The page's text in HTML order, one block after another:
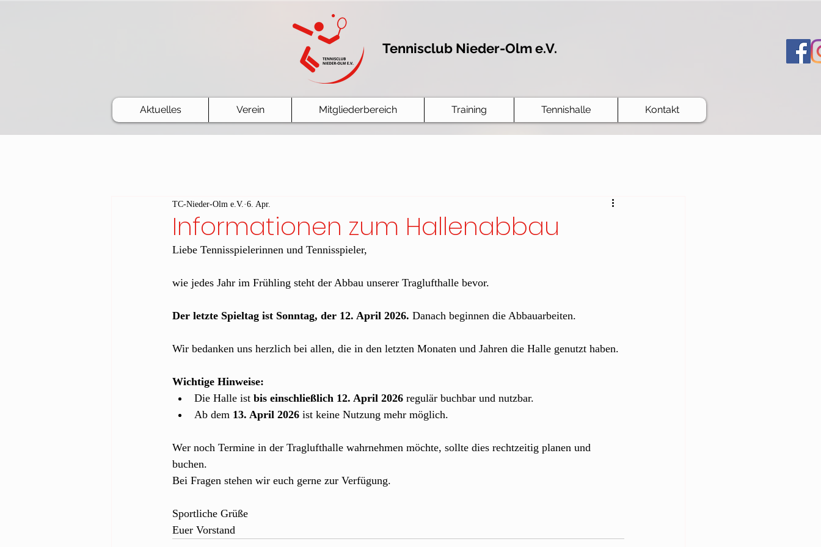
Tennisclub Nieder-Olm e.V.
Aktuelles Verein Mitgliederbereich Training Tennishalle Kontakt
Informationen zum Hallenabbau
TC-Nieder-Olm e.V. 6. Apr.
Liebe Tennisspielerinnen und Tennisspieler,
wie jedes Jahr im Frühling steht der Abbau unserer Traglufthalle bevor.
Der letzte Spieltag ist Sonntag, der 12. April 2026. Danach beginnen die Abbauarbeiten.
Wir bedanken uns herzlich bei allen, die in den letzten Monaten und Jahren die Halle genutzt haben.
Wichtige Hinweise:
Die Halle ist bis einschließlich 12. April 2026 regulär buchbar und nutzbar.
Ab dem 13. April 2026 ist keine Nutzung mehr möglich.
Wer noch Termine in der Traglufthalle wahrnehmen möchte, sollte dies rechtzeitig planen und
buchen.
Bei Fragen stehen wir euch gerne zur Verfügung.
Sportliche Grüße
Euer Vorstand